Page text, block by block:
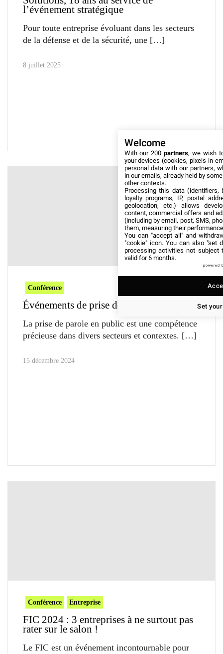
l’événement stratégique
Pour toute entreprise évoluant dans les secteurs
de la défense et de la sécurité, une
8 juillet 2025
Conférence
Événements de prise de parole à venir
La prise de parole en public est une compétence
précieuse dans divers secteurs et contextes.
15 décembre 2024
Conférence Entreprise
FIC 2024 : 3 entreprises à ne surtout pas
rater sur le salon !
Le FIC est un événement incontournable pour
Welcome
With our 200partners, we wish
your devices (cookies, pixels in
personal data with our partners,
in our emails, already held by
other contexts.
Processing this data (identifiers,
loyalty programs, IP, postal
geolocation, etc.) allows
content, commercial offers and
(including by email, post, SMS,
them, measuring their
You can "accept all" and
"cookie" icon. You can also "set
processing activities not subject
valid for 6 months.
powered
Set